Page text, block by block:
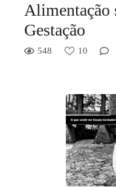
Alimentação
Gestação
548 10